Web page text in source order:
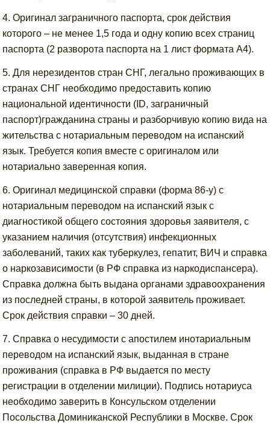
4. Оригинал заграничного паспорта, срок действия
которого – не менее 1,5 года и одну копию всех страниц
паспорта (2 разворота паспорта на 1 лист формата А4).
5. Для нерезидентов стран СНГ, легально проживающих в
странах СНГ необходимо предоставить копию
национальной идентичности (ID, заграничный
паспорт)гражданина страны и разборчивую копию вида на
жительства с нотариальным переводом на испанский
язык. Требуется копия вместе с оригиналом или
нотариально заверенная копия.
6. Оригинал медицинской справки (форма 86-у) с
нотариальным переводом на испанский язык с
диагностикой общего состояния здоровья заявителя, с
указанием наличия (отсутствия) инфекционных
заболеваний, таких как туберкулез, гепатит, ВИЧ и справка
о наркозависимости (в РФ справка из наркодиспансера).
Справка должна быть выдана органами здравоохранения
из последней страны, в которой заявитель проживает.
Срок действия справки – 30 дней.
7. Справка о несудимости с апостилем инотариальным
переводом на испанский язык, выданная в стране
проживания (справка в РФ выдается по месту
регистрации в отделении милиции). Подпись нотариуса
необходимо заверить в Консульском отделении
Посольства Доминиканской Республики в Москве. Срок